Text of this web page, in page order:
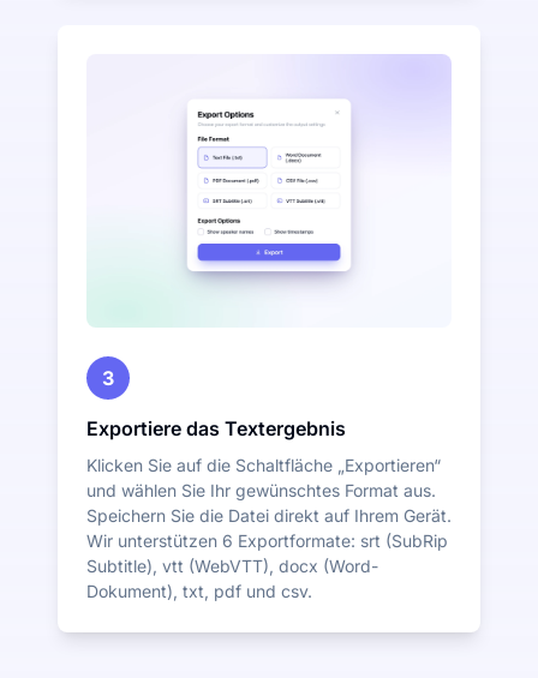
3
Exportiere das Textergebnis
Klicken Sie auf die Schaltfläche „Exportieren“
und wählen Sie Ihr gewünschtes Format aus.
Speichern Sie die Datei direkt auf Ihrem Gerät.
Wir unterstützen 6 Exportformate: srt (SubRip
Subtitle), vtt (WebVTT), docx (Word-
Dokument), txt, pdf und csv.